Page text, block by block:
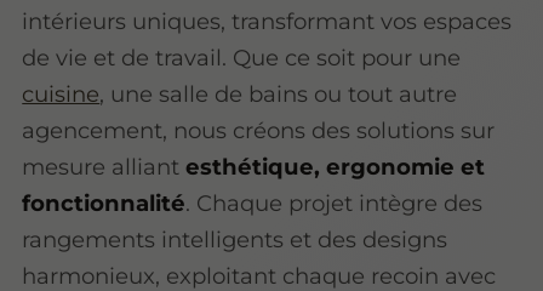
intérieurs uniques, transformant vos espaces
de vie et de travail. Que ce soit pour une
cuisine, une salle de bains ou tout autre
agencement, nous créons des solutions sur
mesure alliantesthétique, ergonomie et
fonctionnalité. Chaque projet intègre des
rangements intelligents et des designs
harmonieux, exploitant chaque recoin avec